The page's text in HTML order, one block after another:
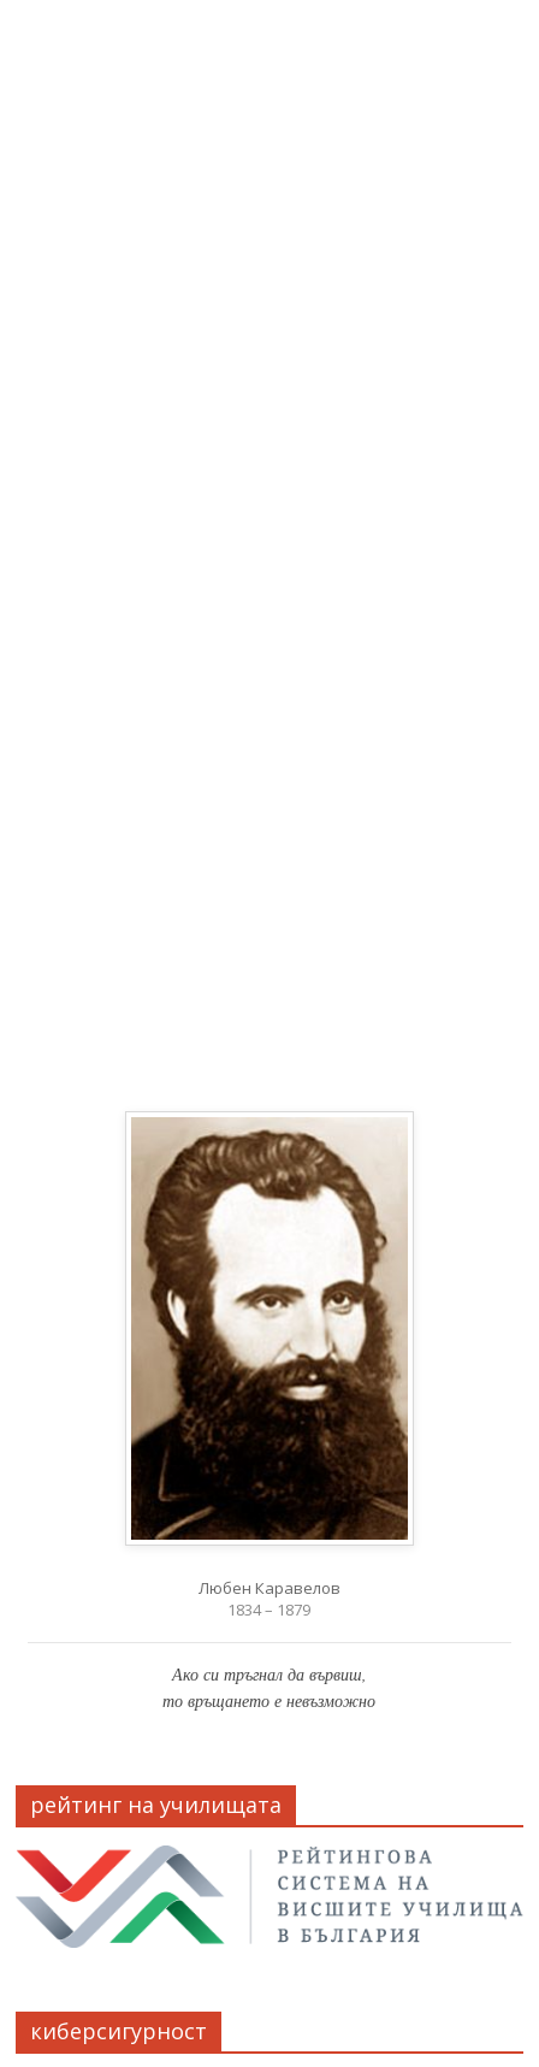
Любен Каравелов
1834 – 1879
Ако си тръгнал да вървиш,
то връщането е невъзможно
рейтинг на училищата
киберсигурност